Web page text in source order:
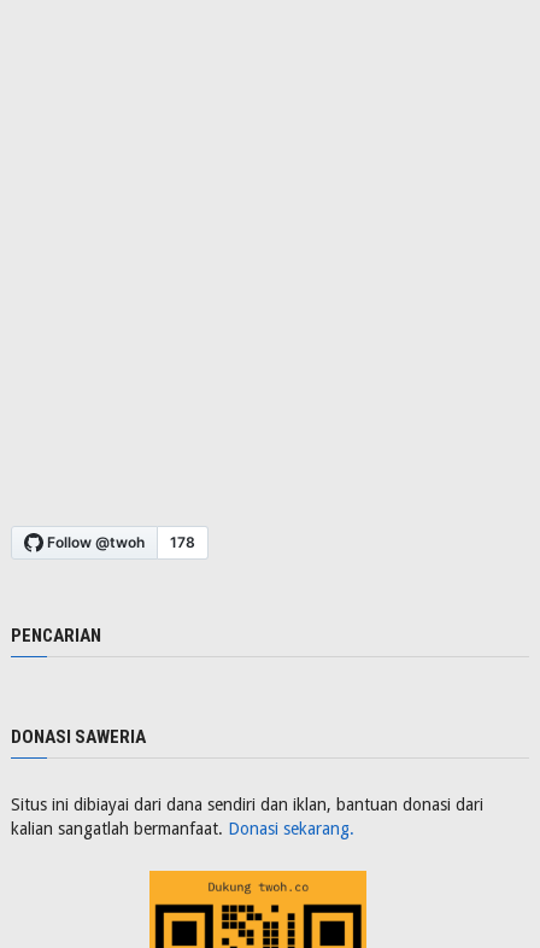
PENCARIAN
DONASI SAWERIA
Situs ini dibiayai dari dana sendiri dan iklan, bantuan donasi dari
kalian sangatlah bermanfaat. Donasi sekarang.